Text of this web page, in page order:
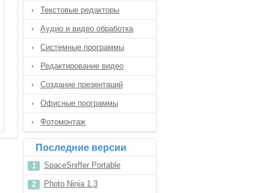
Текстовые редакторы
Аудио и видео обработка
Системные программы
Редактирование видео
Создание презентаций
Офисные программы
Фотомонтаж
Последние версии
SpaceSniffer Portable
Photo Ninja 1.3